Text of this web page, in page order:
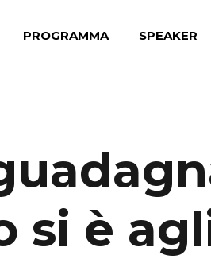
PROGRAMMA SPEAKER
si è